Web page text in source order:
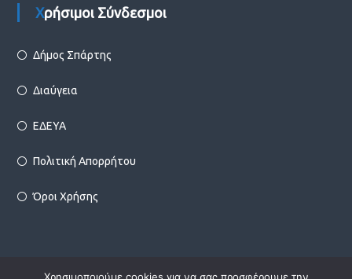
Χρήσιμοι Σύνδεσμοι
Δήμος Σπάρτης
Διαύγεια
ΕΔΕΥΑ
Πολιτική Απορρήτου
Όροι Χρήσης